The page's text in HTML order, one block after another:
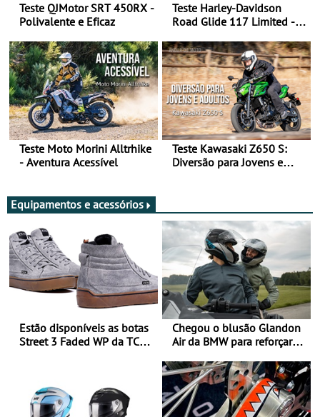
Teste QJMotor SRT 450RX -
Polivalente e Eficaz
Teste Harley-Davidson
Road Glide 117 Limited - A
Teste Moto Morini Alltrhike
- Aventura Acessível
Teste Kawasaki Z650 S:
Diversão para Jovens e
Equipamentos e acessórios
Estão disponíveis as botas
Street 3 Faded WP da TCX
Chegou o blusão Glandon
Air da BMW para reforçar
verão